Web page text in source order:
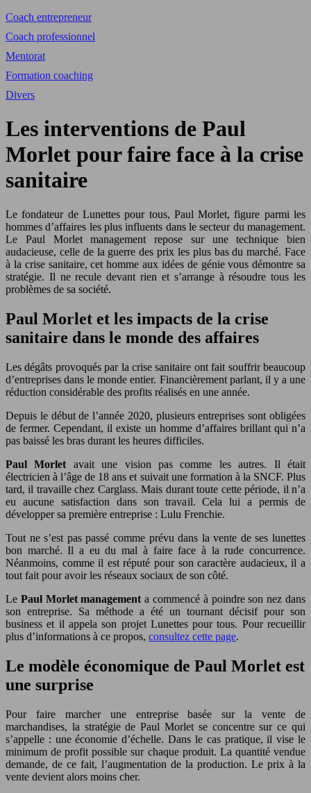
Coach entrepreneur
Coach professionnel
Mentorat
Formation coaching
Divers
Les interventions de Paul
Morlet pour faire face à la crise
sanitaire
Le fondateur de Lunettes pour tous, Paul Morlet, figure parmi les
hommes d’affaires les plus influents dans le secteur du management.
Le Paul Morlet management repose sur une technique bien
audacieuse, celle de la guerre des prix les plus bas du marché. Face
à la crise sanitaire, cet homme aux idées de génie vous démontre sa
stratégie. Il ne recule devant rien et s’arrange à résoudre tous les
problèmes de sa société.
Paul Morlet et les impacts de la crise
sanitaire dans le monde des affaires
Les dégâts provoqués par la crise sanitaire ont fait souffrir beaucoup
d’entreprises dans le monde entier. Financièrement parlant, il y a une
réduction considérable des profits réalisés en une année.
Depuis le début de l’année 2020, plusieurs entreprises sont obligées
de fermer. Cependant, il existe un homme d’affaires brillant qui n’a
pas baissé les bras durant les heures difficiles.
Paul Morlet avait une vision pas comme les autres. Il était
électricien à l’âge de 18 ans et suivait une formation à la SNCF. Plus
tard, il travaille chez Carglass. Mais durant toute cette période, il n’a
eu aucune satisfaction dans son travail. Cela lui a permis de
développer sa première entreprise : Lulu Frenchie.
Tout ne s’est pas passé comme prévu dans la vente de ses lunettes
bon marché. Il a eu du mal à faire face à la rude concurrence.
Néanmoins, comme il est réputé pour son caractère audacieux, il a
tout fait pour avoir les réseaux sociaux de son côté.
Le Paul Morlet management a commencé à poindre son nez dans
son entreprise. Sa méthode a été un tournant décisif pour son
business et il appela son projet Lunettes pour tous. Pour recueillir
plus d’informations à ce propos, consultez cette page.
Le modèle économique de Paul Morlet est
une surprise
Pour faire marcher une entreprise basée sur la vente de
marchandises, la stratégie de Paul Morlet se concentre sur ce qui
s’appelle : une économie d’échelle. Dans le cas pratique, il vise le
minimum de profit possible sur chaque produit. La quantité vendue
demande, de ce fait, l’augmentation de la production. Le prix à la
vente devient alors moins cher.